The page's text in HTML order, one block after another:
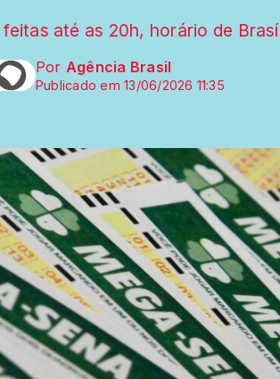
até as 20h, horário de
Por Agência Brasil
Publicado em 13/06/2026 11:35